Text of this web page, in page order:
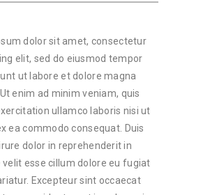
dolor sit amet, consectetur
elit, sed do eiusmod tempor
ut labore et dolore magna
enim ad minim veniam, quis
ullamco laboris nisi ut
ea commodo consequat. Duis
dolor in reprehenderit in
esse cillum dolore eu fugiat
Excepteur sint occaecat